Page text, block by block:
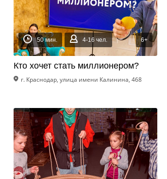
50 мин. 4-16 чел. 6+
Кто хочет стать миллионером?
г. Краснодар, улица имени Калинина, 468